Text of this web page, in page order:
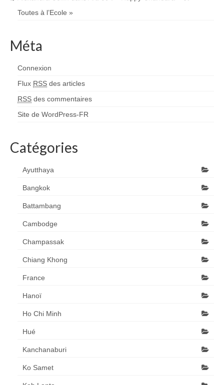
Toutes à l’Ecole »
Méta
Connexion
Flux RSS des articles
RSS des commentaires
Site de WordPress-FR
Catégories
Ayutthaya
Bangkok
Battambang
Cambodge
Champassak
Chiang Khong
France
Hanoï
Ho Chi Minh
Hué
Kanchanaburi
Ko Samet